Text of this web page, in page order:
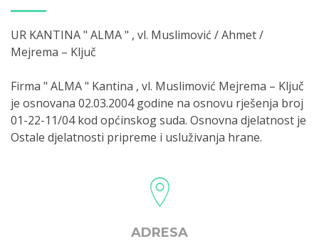
UR KANTINA " ALMA " , vl. Muslimović / Ahmet /
Mejrema – Ključ
Firma " ALMA " Kantina , vl. Muslimović Mejrema – Ključ
je osnovana 02.03.2004 godine na osnovu rješenja broj
01-22-11/04 kod općinskog suda. Osnovna djelatnost je
Ostale djelatnosti pripreme i usluživanja hrane.
ADRESA